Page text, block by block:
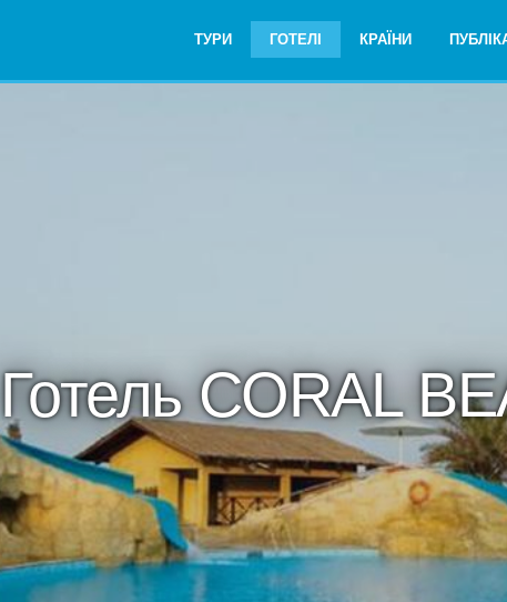
ТУРИ ГОТЕЛІ КРАЇНИ
Готель CORAL